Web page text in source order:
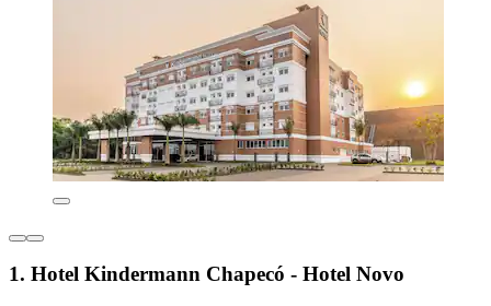
1. Hotel Kindermann Chapecó - Hotel Novo